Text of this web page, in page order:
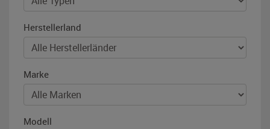
Herstellerland
Marke
Modell